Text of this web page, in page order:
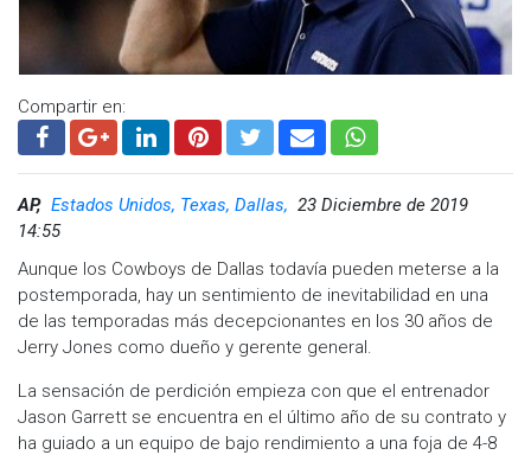
Compartir en:
AP, Estados Unidos, Texas, Dallas, 23 Diciembre de 2019
14:55
Aunque los Cowboys de Dallas todavía pueden meterse a la
postemporada, hay un sentimiento de inevitabilidad en una
de las temporadas más decepcionantes en los 30 años de
Jerry Jones como dueño y gerente general.
La sensación de perdición empieza con que el entrenador
Jason Garrett se encuentra en el último año de su contrato y
ha guiado a un equipo de bajo rendimiento a una foja de 4-8